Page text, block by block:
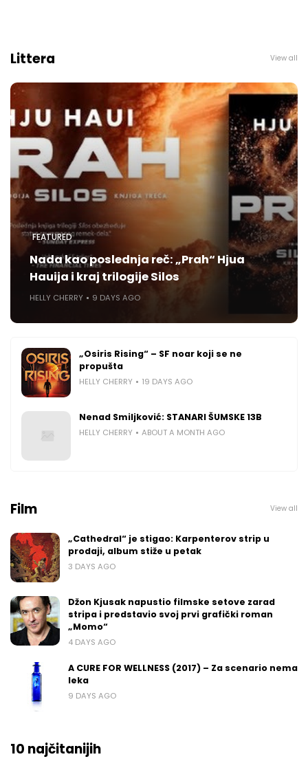
Littera View all
FEATURED
Nada kao poslednja reč: „Prah“ Hjua
Hauija i kraj trilogije Silos
HELLY CHERRY 9 DAYS AGO
„Osiris Rising“ – SF noar koji se ne
propušta
HELLY CHERRY 19 DAYS AGO
Nenad Smiljković: STANARI ŠUMSKE 13B
HELLY CHERRY ABOUT A MONTH AGO
Film View all
„Cathedral“ je stigao: Karpenterov strip u
prodaji, album stiže u petak
3 DAYS AGO
Džon Kjusak napustio filmske setove zarad
stripa i predstavio svoj prvi grafički roman
„Momo“
4 DAYS AGO
A CURE FOR WELLNESS (2017) – Za scenario nema
leka
9 DAYS AGO
10 najčitanijih